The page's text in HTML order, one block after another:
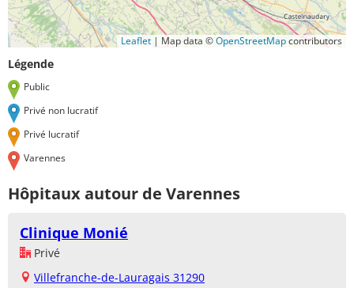
Leaflet | Map data ©OpenStreetMapcontributors
Légende
Public
Privé non lucratif
Privé lucratif
Varennes
Hôpitaux autour de Varennes
Clinique Monié
Privé
Villefranche-de-Lauragais 31290